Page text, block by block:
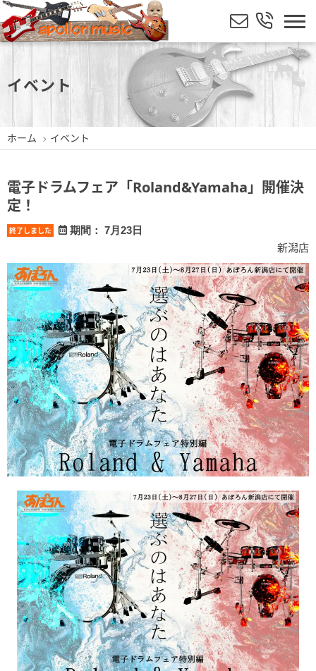
イベント
ホーム イベント
電子ドラムフェア「Roland&Yamaha」開催決
定！
終了しました 期間： 7月23日
新潟店